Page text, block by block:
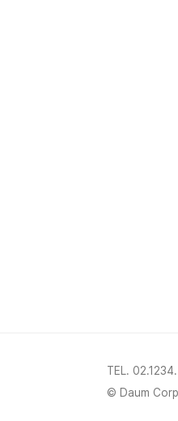
TEL.
© Daum